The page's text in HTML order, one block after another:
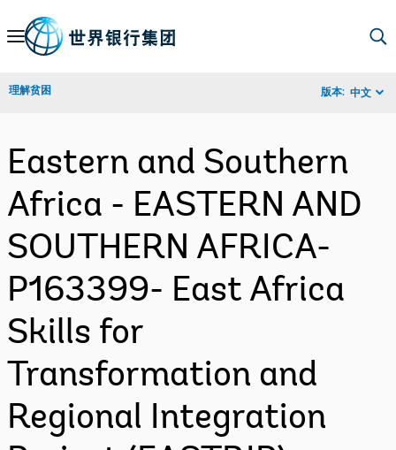
Skip
Navigation
理解贫困 版本: 中文
Eastern and Southern
Africa - EASTERN AND
SOUTHERN AFRICA-
P163399- East Africa
Skills for
Transformation and
Regional Integration